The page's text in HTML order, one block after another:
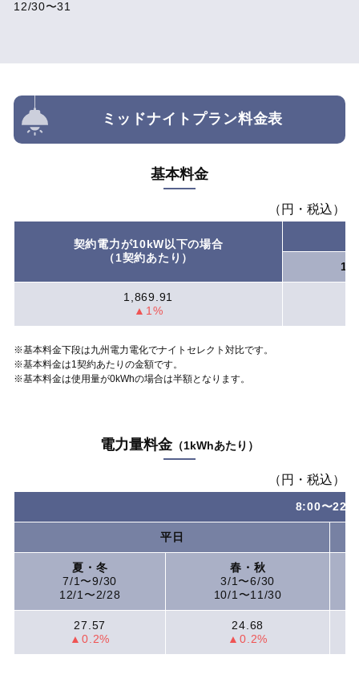
12/30〜31
ミッドナイトプラン料金表
基本料金
（円・税込）
契約電力が10kW以下の場合
（1契約あたり）
1,869.91
▲1%
※基本料金下段は九州電力電化でナイトセレクト対比です。
※基本料金は1契約あたりの金額です。
※基本料金は使用量が0kWhの場合は半額となります。
電力量料金（1kWhあたり）
（円・税込）
8:00〜
平日
夏・冬
7/1〜9/30
12/1〜2/28
春・秋
3/1〜6/30
10/1〜11/30
27.57
▲0.2%
24.68
▲0.2%